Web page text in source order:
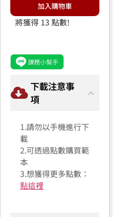
加入購物車
將獲得 13 點數!
下載注意事
項
1.請勿以手機進行下
載
2.可透過點數購買範
本
3.想獲得更多點數：
點這裡